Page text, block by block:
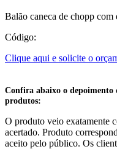
Balão caneca de chopp com
Código:
Clique aqui e solicite o
Confira abaixo o depoimento
produtos:
O produto veio exatamente
acertado. Produto
aceito pelo público. Os